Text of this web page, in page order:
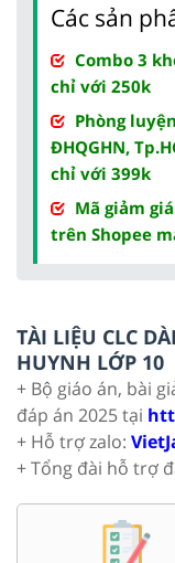
Các sản
Combo 3
chỉ với 250k
Phòng
ĐHQGHN,
chỉ với 399k
Mã giảm
trên Shopee
TÀI LIỆU CLC
HUYNH LỚP 10
+ Bộ giáo án, bài
đáp án 2025 tại
+ Hỗ trợ zalo:
+ Tổng đài hỗ trợ